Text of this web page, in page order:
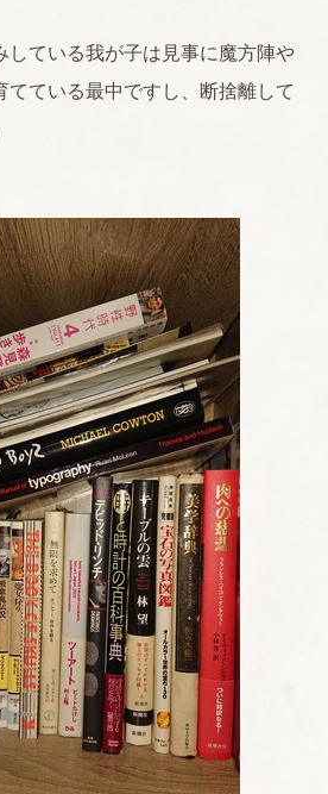
している我が子は見事に魔方陣や
てている最中ですし、断捨離して